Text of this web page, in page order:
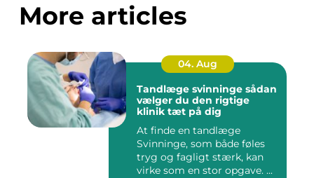
More articles
04. Aug
Tandlæge svinninge sådan
vælger du den rigtige
klinik tæt på dig
At finde en tandlæge
Svinninge, som både føles
tryg og fagligt stærk, kan
virke som en stor opgave. ...